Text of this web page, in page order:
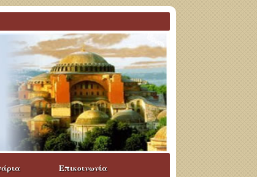
Επικοινωνία